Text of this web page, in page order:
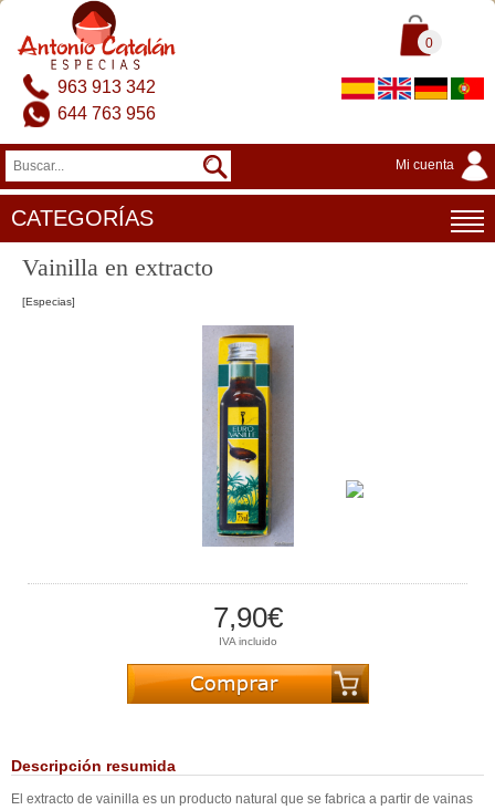
0
963 913 342
644 763 956
Mi cuenta
CATEGORÍAS
Vainilla en extracto
[Especias]
7,90€
IVA incluido
Descripción resumida
El extracto de vainilla es un producto natural que se fabrica a partir de vainas